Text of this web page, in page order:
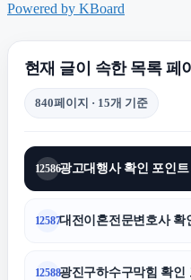
Powered by KBoard
현재 글이 속한 목록 페
840페이지 · 15개 기준
12586광고대행사 확인 포인트
12587대전이혼전문변호사 확
12588광진구하수구막힘 확인